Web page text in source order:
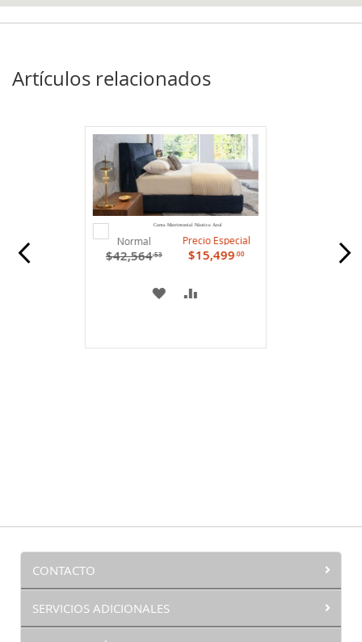
Artículos relacionados
Cama Matrimonial Náutica Azul
Normal
$42,564.53
Precio Especial
$15,499.00
carrito
LISTA
CONTACTO
SERVICIOS ADICIONALES